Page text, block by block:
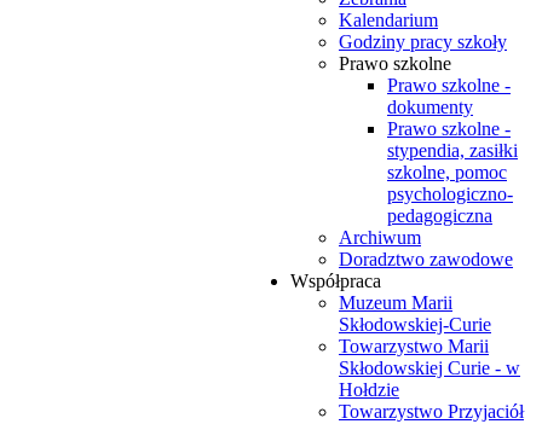
Kalendarium
Godziny pracy szkoły
Prawo szkolne
Prawo szkolne -
dokumenty
Prawo szkolne -
stypendia, zasiłki
szkolne, pomoc
psychologiczno-
pedagogiczna
Archiwum
Doradztwo zawodowe
Współpraca
Muzeum Marii
Skłodowskiej-Curie
Towarzystwo Marii
Skłodowskiej Curie - w
Hołdzie
Towarzystwo Przyjaciół